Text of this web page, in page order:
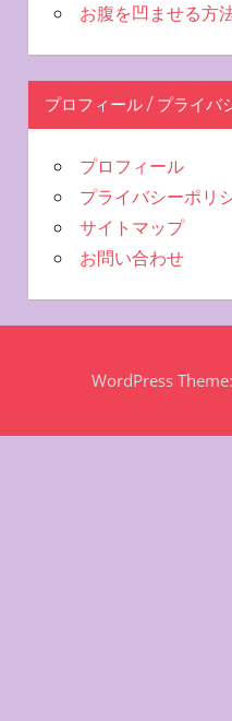
お腹を凹ませる方
プロフィール / プライバ
プロフィール
プライバシーポリ
サイトマップ
お問い合わせ
WordPress